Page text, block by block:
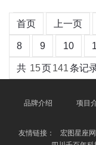
首页 上一页
8 9 10
共 15页141条记
品牌介绍 项目
友情链接： 宏图星座